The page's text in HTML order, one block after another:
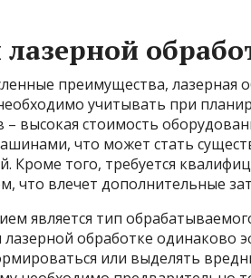
преимущества, лазерная
учитывать при
высокая стоимость
что может стать
Кроме того, требуется
что влечет дополнительные
является тип
обработке одинаково
или выделять